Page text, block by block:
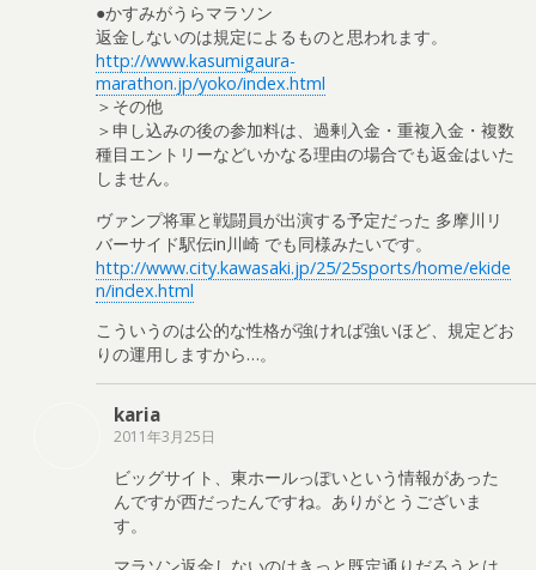
●かすみがうらマラソン
返金しないのは規定によるものと思われます。
http://www.kasumigaura-
marathon.jp/yoko/index.html
＞その他
＞申し込みの後の参加料は、過剰入金・重複入金・複数
種目エントリーなどいかなる理由の場合でも返金はいた
しません。
ヴァンプ将軍と戦闘員が出演する予定だった 多摩川リ
バーサイド駅伝in川崎 でも同様みたいです。
http://www.city.kawasaki.jp/25/25sports/home/ekide
n/index.html
こういうのは公的な性格が強ければ強いほど、規定どお
りの運用しますから…。
karia
2011年3月25日
ビッグサイト、東ホールっぽいという情報があった
んですが西だったんですね。ありがとうございま
す。